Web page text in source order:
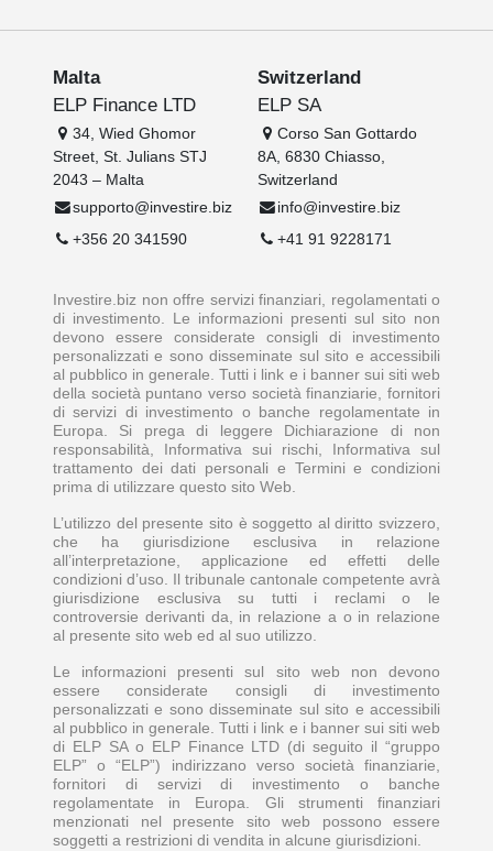
Malta
ELP Finance LTD
34, Wied Ghomor
Street, St. Julians STJ
2043 – Malta
supporto@investire.biz
+356 20 341590
Switzerland
ELP SA
Corso San Gottardo
8A, 6830 Chiasso,
Switzerland
info@investire.biz
+41 91 9228171
Investire.biz non offre servizi finanziari, regolamentati o
di investimento. Le informazioni presenti sul sito non
devono essere considerate consigli di investimento
personalizzati e sono disseminate sul sito e accessibili
al pubblico in generale. Tutti i link e i banner sui siti web
della società puntano verso società finanziarie, fornitori
di servizi di investimento o banche regolamentate in
Europa. Si prega di leggere Dichiarazione di non
responsabilità, Informativa sui rischi, Informativa sul
trattamento dei dati personali e Termini e condizioni
prima di utilizzare questo sito Web.
L’utilizzo del presente sito è soggetto al diritto svizzero,
che ha giurisdizione esclusiva in relazione
all’interpretazione, applicazione ed effetti delle
condizioni d’uso. Il tribunale cantonale competente avrà
giurisdizione esclusiva su tutti i reclami o le
controversie derivanti da, in relazione a o in relazione
al presente sito web ed al suo utilizzo.
Le informazioni presenti sul sito web non devono
essere considerate consigli di investimento
personalizzati e sono disseminate sul sito e accessibili
al pubblico in generale. Tutti i link e i banner sui siti web
di ELP SA o ELP Finance LTD (di seguito il “gruppo
ELP” o “ELP”) indirizzano verso società finanziarie,
fornitori di servizi di investimento o banche
regolamentate in Europa. Gli strumenti finanziari
menzionati nel presente sito web possono essere
soggetti a restrizioni di vendita in alcune giurisdizioni.